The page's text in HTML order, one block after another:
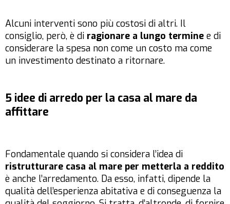
Alcuni interventi sono più costosi di altri. Il
consiglio, però, è di ragionare a lungo termine e di
considerare la spesa non come un costo ma come
un investimento destinato a ritornare.
5 idee di arredo per la casa al mare da
affittare
Fondamentale quando si considera l’idea di
ristrutturare casa al mare per metterla a reddito
è anche l’arredamento. Da esso, infatti, dipende la
qualità dell’esperienza abitativa e di conseguenza la